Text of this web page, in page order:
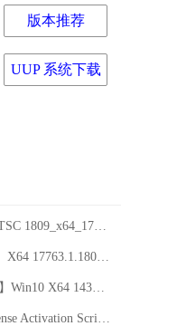
版本推荐
UUP 系统下载
【2021-1-14】LTSC 1809_x64_17763.1697 实
【RS5】【10-3】X64 17763.1.1809-.rs5_LTS
【推荐】【9-23】Win10 X64 14393.2515 适
W10 Digital License Activation Script V7